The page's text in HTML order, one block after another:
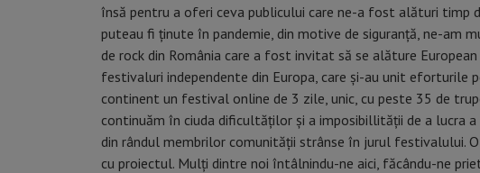
însă pentru a oferi ceva publicului care ne-a fost alături timp
puteau fi ținute în pandemie, din motive de siguranță, ne-am
de rock din România care a fost invitat să se alăture
festivaluri independente din Europa, care și-au unit eforturile
continent un festival online de 3 zile, unic, cu peste 35 de
continuăm în ciuda dificultăților și a imposibillității de a lucra
din rândul membrilor comunității strânse în jurul festivalului.
cu proiectul. Mulți dintre noi întâlnindu-ne aici, făcându-ne